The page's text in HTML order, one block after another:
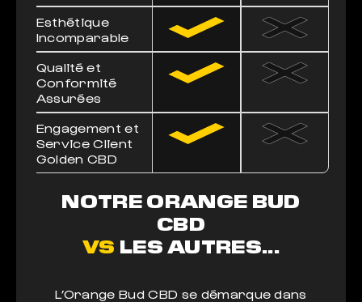
Esthétique
Incomparable
Qualité et
Conformité
Assurées
Engagement et
Service Client
Golden CBD
NOTRE ORANGE BUD
CBD
VS LES AUTRES...
L’Orange Bud CBD se démarque dans